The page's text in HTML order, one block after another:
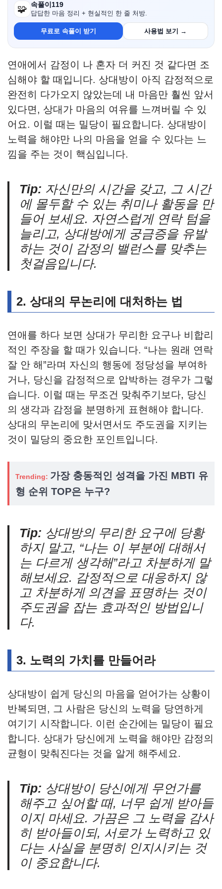
🧩 속풀이119
답답한 마음 정리 + 현실적인 한 줄 처방.
무료로 속풀이 받기 사용법 보기 →
연애에서 감정이 나 혼자 더 커진 것 같다면 조
심해야 할 때입니다. 상대방이 아직 감정적으로
완전히 다가오지 않았는데 내 마음만 훨씬 앞서
있다면, 상대가 마음의 여유를 느껴버릴 수 있
어요. 이럴 때는 밀당이 필요합니다. 상대방이
노력을 해야만 나의 마음을 얻을 수 있다는 느
낌을 주는 것이 핵심입니다.
Tip: 자신만의 시간을 갖고, 그 시간
에 몰두할 수 있는 취미나 활동을 만
들어 보세요. 자연스럽게 연락 텀을
늘리고, 상대방에게 궁금증을 유발
하는 것이 감정의 밸런스를 맞추는
첫걸음입니다.
2. 상대의 무논리에 대처하는 법
연애를 하다 보면 상대가 무리한 요구나 비합리
적인 주장을 할 때가 있습니다. “나는 원래 연락
잘 안 해”라며 자신의 행동에 정당성을 부여하
거나, 당신을 감정적으로 압박하는 경우가 그렇
습니다. 이럴 때는 무조건 맞춰주기보다, 당신
의 생각과 감정을 분명하게 표현해야 합니다.
상대의 무논리에 맞서면서도 주도권을 지키는
것이 밀당의 중요한 포인트입니다.
Trending: 가장 충동적인 성격을 가진 MBTI 유
형 순위 TOP은 누구?
Tip: 상대방의 무리한 요구에 당황
하지 말고, “나는 이 부분에 대해서
는 다르게 생각해”라고 차분하게 말
해보세요. 감정적으로 대응하지 않
고 차분하게 의견을 표명하는 것이
주도권을 잡는 효과적인 방법입니
다.
3. 노력의 가치를 만들어라
상대방이 쉽게 당신의 마음을 얻어가는 상황이
반복되면, 그 사람은 당신의 노력을 당연하게
여기기 시작합니다. 이런 순간에는 밀당이 필요
합니다. 상대가 당신에게 노력을 해야만 감정의
균형이 맞춰진다는 것을 알게 해주세요.
Tip: 상대방이 당신에게 무언가를
해주고 싶어할 때, 너무 쉽게 받아들
이지 마세요. 가끔은 그 노력을 감사
히 받아들이되, 서로가 노력하고 있
다는 사실을 분명히 인지시키는 것
이 중요합니다.